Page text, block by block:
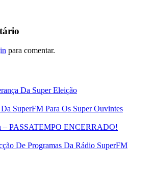
para comentar.
Da Super Eleição
SuperFM Para Os Super Ouvintes
– PASSATEMPO ENCERRADO!
De Programas Da Rádio SuperFM